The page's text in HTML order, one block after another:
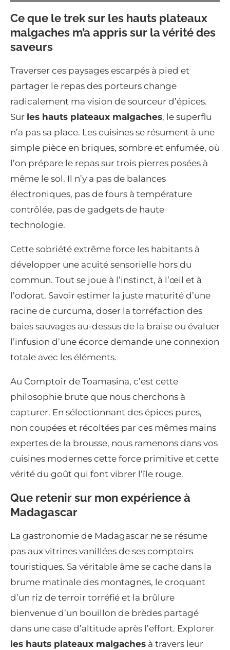
Ce que le trek sur les hauts plateaux
malgaches m’a appris sur la vérité des
saveurs
Traverser ces paysages escarpés à pied et
partager le repas des porteurs change
radicalement ma vision de sourceur d’épices.
Sur les hauts plateaux malgaches, le superflu
n’a pas sa place. Les cuisines se résument à une
simple pièce en briques, sombre et enfumée, où
l’on prépare le repas sur trois pierres posées à
même le sol. Il n’y a pas de balances
électroniques, pas de fours à température
contrôlée, pas de gadgets de haute
technologie.
Cette sobriété extrême force les habitants à
développer une acuité sensorielle hors du
commun. Tout se joue à l’instinct, à l’œil et à
l’odorat. Savoir estimer la juste maturité d’une
racine de curcuma, doser la torréfaction des
baies sauvages au-dessus de la braise ou évaluer
l’infusion d’une écorce demande une connexion
totale avec les éléments.
Au Comptoir de Toamasina, c’est cette
philosophie brute que nous cherchons à
capturer. En sélectionnant des épices pures,
non coupées et récoltées par ces mêmes mains
expertes de la brousse, nous ramenons dans vos
cuisines modernes cette force primitive et cette
vérité du goût qui font vibrer l’île rouge.
Que retenir sur mon expérience à
Madagascar
La gastronomie de Madagascar ne se résume
pas aux vitrines vanillées de ses comptoirs
touristiques. Sa véritable âme se cache dans la
brume matinale des montagnes, le croquant
d’un riz de terroir torréfié et la brûlure
bienvenue d’un bouillon de brèdes partagé
dans une case d’altitude après l’effort. Explorer
les hauts plateaux malgaches à travers leur